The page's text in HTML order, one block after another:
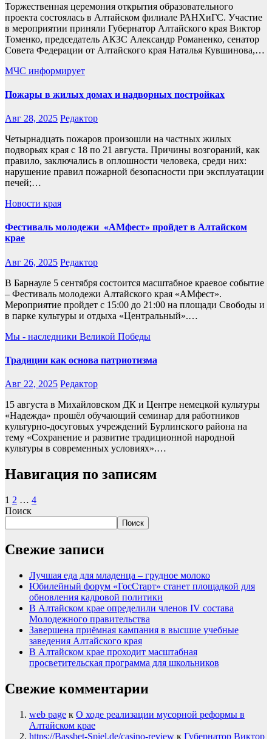
Торжественная церемония открытия образовательного
проекта состоялась в Алтайском филиале РАНХиГС. Участие
в мероприятии приняли Губернатор Алтайского края Виктор
Томенко, председатель АКЗС Александр Романенко, сенатор
Совета Федерации от Алтайского края Наталья Кувшинова,…
МЧС информирует
Пожары в жилых домах и надворных постройках
Авг 28, 2025 Редактор
Четырнадцать пожаров произошли на частных жилых
подворьях края с 18 по 21 августа. Причины возгораний, как
правило, заключались в оплошности человека, среди них:
нарушение правил пожарной безопасности при эксплуатации
печей;…
Новости края
Фестиваль молодежи «АМфест» пройдет в Алтайском
крае
Авг 26, 2025 Редактор
В Барнауле 5 сентября состоится масштабное краевое событие
– Фестиваль молодежи Алтайского края «АМфест».
Мероприятие пройдет с 15:00 до 21:00 на площади Свободы и
в парке культуры и отдыха «Центральный».…
Мы - наследники Великой Победы
Традиции как основа патриотизма
Авг 22, 2025 Редактор
15 августа в Михайловском ДК и Центре немецкой культуры
«Надежда» прошёл обучающий семи­нар для работников
культурно-досуговых учреждений Бурлинского района на
тему «Сохранение и раз­витие традиционной народной
культуры в современных условиях».…
Навигация по записям
1 2 … 4
Поиск
Поиск
Свежие записи
Лучшая еда для младенца – грудное молоко
Юбилейный форум «ГосСтарт» станет площадкой для
обновления кадровой политики
В Алтайском крае определили членов IV состава
Молодежного правительства
Завершена приёмная кампания в высшие учебные
заведения Алтайского края
В Алтайском крае проходит масштабная
просветительская программа для школьников
Свежие комментарии
web page к О ходе реализации мусорной реформы в
Алтайском крае
https://Bassbet-Spiel.de/casino-review к Губернатор Виктор